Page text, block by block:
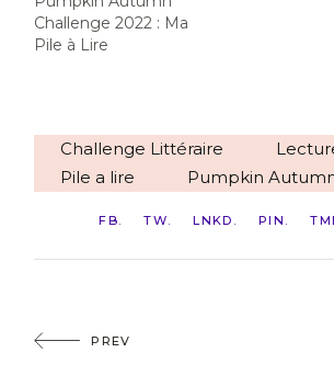
Challenge 2022 : Ma
Pile à Lire
Challenge Littéraire
Pile a lire
Pumpkin
FB TW LNKD PIN
PREV